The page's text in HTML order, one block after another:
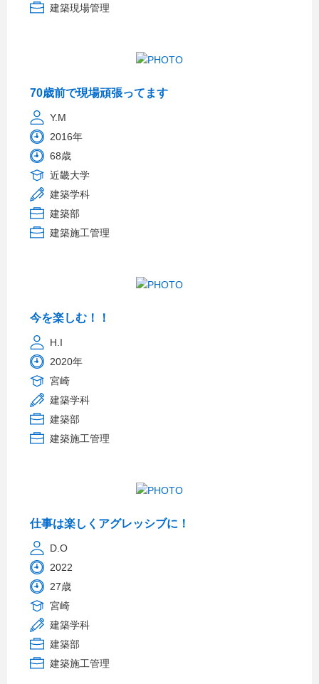
建築現場管理
70歳前で現場頑張ってます
Y.M
2016年
68歳
近畿大学
建築学科
建築部
建築施工管理
今を楽しむ！！
H.I
2020年
宮崎
建築学科
建築部
建築施工管理
仕事は楽しくアグレッシブに！
D.O
2022
27歳
宮崎
建築学科
建築部
建築施工管理